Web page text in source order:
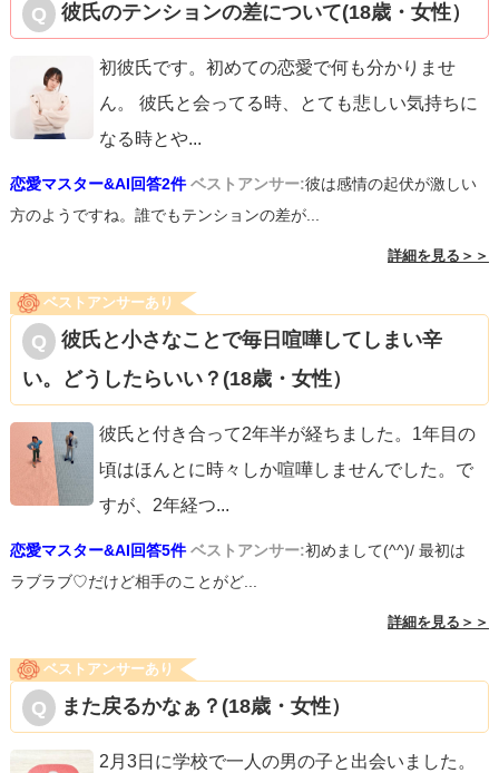
彼氏のテンションの差について(18歳・女性）
初彼氏です。初めての恋愛で何も分かりませ
ん。 彼氏と会ってる時、とても悲しい気持ちに
なる時とや...
恋愛マスター&AI回答2件 ベストアンサー:彼は感情の起伏が激しい
方のようですね。誰でもテンションの差が...
詳細を見る＞＞
ベストアンサーあり
彼氏と小さなことで毎日喧嘩してしまい辛
い。どうしたらいい？(18歳・女性）
彼氏と付き合って2年半が経ちました。1年目の
頃はほんとに時々しか喧嘩しませんでした。で
すが、2年経つ...
恋愛マスター&AI回答5件 ベストアンサー:初めまして(^^)/ 最初は
ラブラブ♡だけど相手のことがど...
詳細を見る＞＞
ベストアンサーあり
また戻るかなぁ？(18歳・女性）
2月3日に学校で一人の男の子と出会いました。